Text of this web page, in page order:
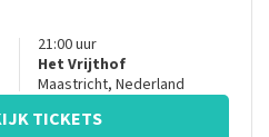
21:00uur
Het Vrijthof
Maastricht, Nederland
TICKETS